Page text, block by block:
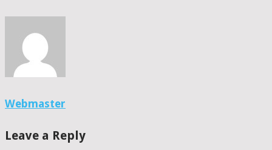
Webmaster
Leave a Reply